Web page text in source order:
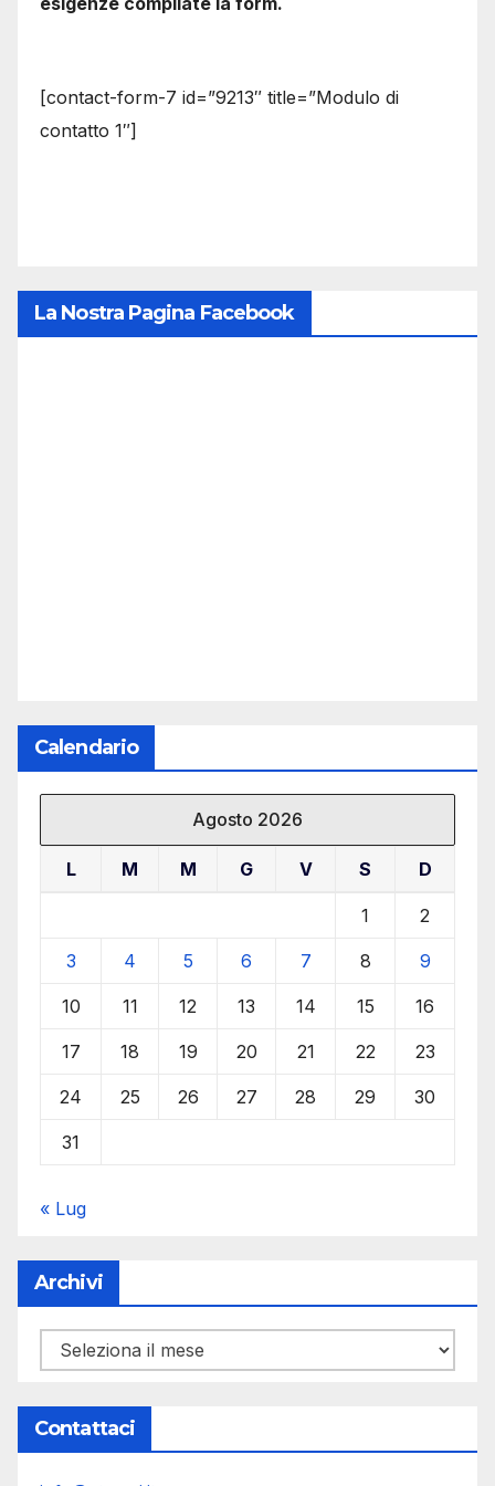
[contact-form-7 id=”9213″ title=”Modulo di
contatto 1″]
La Nostra Pagina Facebook
Calendario
Agosto 2026
L M M G V S D
1 2
3 4 5 6 7 8 9
10 11 12 13 14 15 16
17 18 19 20 21 22 23
24 25 26 27 28 29 30
31
« Lug
Archivi
Archivi
Contattaci